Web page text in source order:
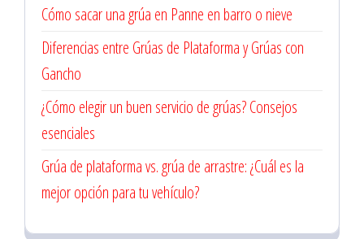
Cómo sacar una grúa en Panne en barro o nieve
Diferencias entre Grúas de Plataforma y Grúas con
Gancho
¿Cómo elegir un buen servicio de grúas? Consejos
esenciales
Grúa de plataforma vs. grúa de arrastre: ¿Cuál es la
mejor opción para tu vehículo?